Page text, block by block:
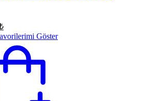
Şu
andaki
fiyat:
600,00 ₺.
Göster